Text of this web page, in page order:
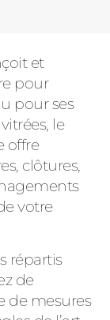
et
pour
pour ses
le
offre
clôtures,
votre
répartis
de
de mesures